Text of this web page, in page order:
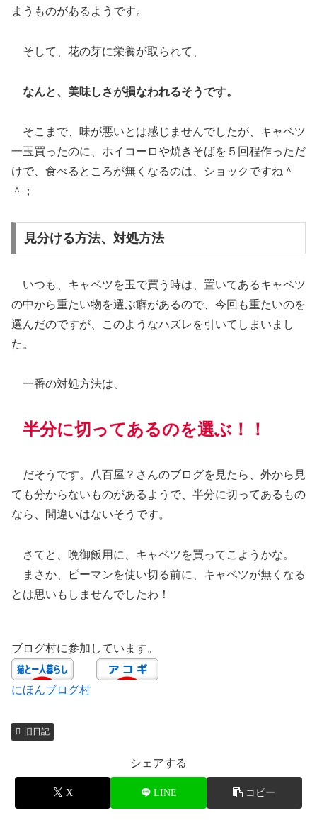
まうものがあるようです。
そして、花の芽に栄養が取られて、
なんと、美味しさが損なわれるそうです。
そこまで、味が悪いとは感じませんでしたが、キャベツ
一玉買ったのに、ホイコーロや焼きそばを５回程作っただ
けで、食べるところが無くなるのは、ショックですね＾
＾；
見分ける方法、対処方法
いつも、キャベツを玉で買う時は、置いてあるキャベツ
の中から重たい物を選ぶ癖があるので、今回も重たいのを
選んだのですが、このようなハズレを引いてしまいまし
た。
一番の対処方法は、
半分に切ってあるのを選ぶ！！
だそうです。八百屋？さんのブログを見たら、外から見
ても分からないものがあるようで、半分に切ってあるもの
なら、間違いはないそうです。
さてと、晩御飯用に、キャベツを買ってこようかな。
まさか、ピーマンを使い切る前に、キャベツが無くなる
とは思いもしませんでしたわ！
ブログ村に参加しています。
にほんブログ村
旧日記
シェアする
X LINE コピー